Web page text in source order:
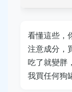
看懂這些，
注意成分，
吃了就變胖
我買任何狗